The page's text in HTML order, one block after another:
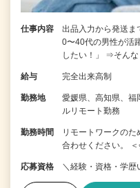
仕事内容
出品入力から発送
0〜40代の男性が活
したい！」 ⇒そん
給与 完全出来高制
勤務地
愛媛県、高知県、
ルリモート勤務
勤務時間
リモートワークの
合わせください。
応募資格 ＼経験・資格・学歴